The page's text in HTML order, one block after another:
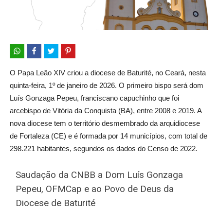
O Papa Leão XIV criou a diocese de Baturité, no Ceará, nesta
quinta-feira, 1º de janeiro de 2026. O primeiro bispo será dom
Luís Gonzaga Pepeu, franciscano capuchinho que foi
arcebispo de Vitória da Conquista (BA), entre 2008 e 2019. A
nova diocese tem o território desmembrado da arquidiocese
de Fortaleza (CE) e é formada por 14 municípios, com total de
298.221 habitantes, segundos os dados do Censo de 2022.
Saudação da CNBB a Dom Luís Gonzaga
Pepeu, OFMCap e ao Povo de Deus da
Diocese de Baturité